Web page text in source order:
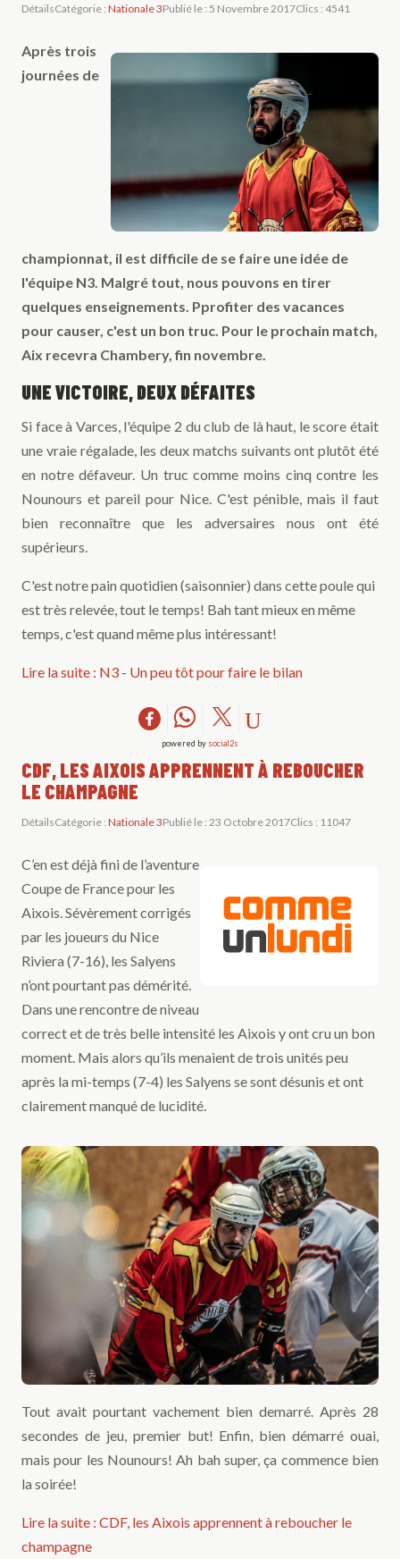
DétailsCatégorie : Nationale 3Publié le : 5 Novembre 2017Clics : 4541
Après trois
journées de
championnat, il est difficile de se faire une idée de
l'équipe N3. Malgré tout, nous pouvons en tirer
quelques enseignements. Pprofiter des vacances
pour causer, c'est un bon truc. Pour le prochain match,
Aix recevra Chambery, fin novembre.
UNE VICTOIRE, DEUX DÉFAITES
Si face à Varces, l'équipe 2 du club de là haut, le score était
une vraie régalade, les deux matchs suivants ont plutôt été
en notre défaveur. Un truc comme moins cinq contre les
Nounours et pareil pour Nice. C'est pénible, mais il faut
bien reconnaître que les adversaires nous ont été
supérieurs.
C'est notre pain quotidien (saisonnier) dans cette poule qui
est très relevée, tout le temps! Bah tant mieux en même
temps, c'est quand même plus intéressant!
Lire la suite : N3 - Un peu tôt pour faire le bilan
powered by social2s
CDF, LES AIXOIS APPRENNENT À REBOUCHER
LE CHAMPAGNE
DétailsCatégorie : Nationale 3Publié le : 23 Octobre 2017Clics : 11047
C’en est déjà fini de l’aventure
Coupe de France pour les
Aixois. Sévèrement corrigés
par les joueurs du Nice
Riviera (7-16), les Salyens
n’ont pourtant pas démérité.
Dans une rencontre de niveau
correct et de très belle intensité les Aixois y ont cru un bon
moment. Mais alors qu’ils menaient de trois unités peu
après la mi-temps (7-4) les Salyens se sont désunis et ont
clairement manqué de lucidité.
Tout avait pourtant vachement bien demarré. Après 28
secondes de jeu, premier but! Enfin, bien démarré ouai,
mais pour les Nounours! Ah bah super, ça commence bien
la soirée!
Lire la suite : CDF, les Aixois apprennent à reboucher le
champagne